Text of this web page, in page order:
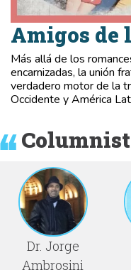
Amigos de
Más allá de los
encarnizadas, la unión
verdadero motor de la
Occidente y América
Dr. Jorge
Ambrosini